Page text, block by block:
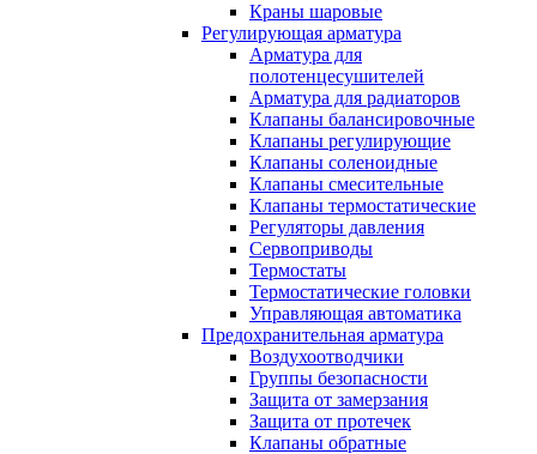
Краны шаровые
Регулирующая арматура
Арматура для
полотенцесушителей
Арматура для радиаторов
Клапаны балансировочные
Клапаны регулирующие
Клапаны соленоидные
Клапаны смесительные
Клапаны термостатические
Регуляторы давления
Сервоприводы
Термостаты
Термостатические головки
Управляющая автоматика
Предохранительная арматура
Воздухоотводчики
Группы безопасности
Защита от замерзания
Защита от протечек
Клапаны обратные